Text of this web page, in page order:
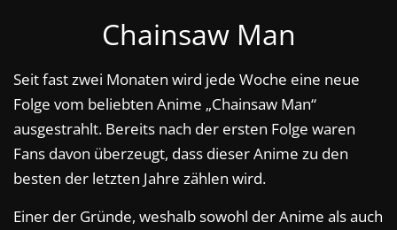
Chainsaw Man
Seit fast zwei Monaten wird jede Woche eine neue
Folge vom beliebten Anime „Chainsaw Man“
ausgestrahlt. Bereits nach der ersten Folge waren
Fans davon überzeugt, dass dieser Anime zu den
besten der letzten Jahre zählen wird.
Einer der Gründe, weshalb sowohl der Anime als auch